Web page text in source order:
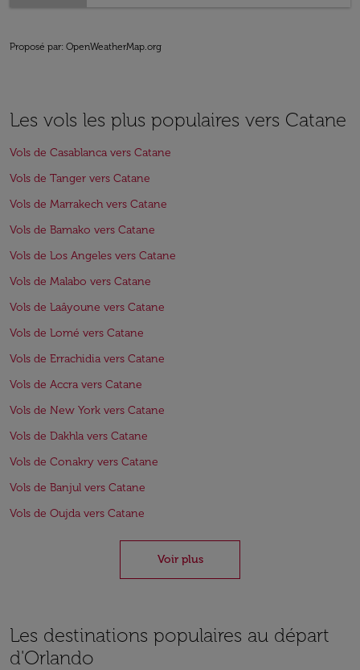
Proposé par: OpenWeatherMap.org
Les vols les plus populaires vers Catane
Vols de Casablanca vers Catane
Vols de Tanger vers Catane
Vols de Marrakech vers Catane
Vols de Bamako vers Catane
Vols de Los Angeles vers Catane
Vols de Malabo vers Catane
Vols de Laâyoune vers Catane
Vols de Lomé vers Catane
Vols de Errachidia vers Catane
Vols de Accra vers Catane
Vols de New York vers Catane
Vols de Dakhla vers Catane
Vols de Conakry vers Catane
Vols de Banjul vers Catane
Vols de Oujda vers Catane
Voir plus
Les destinations populaires au départ
d'Orlando